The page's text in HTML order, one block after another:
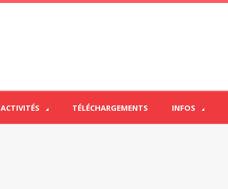
ACTIVITÉS TÉLÉCHARGEMENTS INFOS